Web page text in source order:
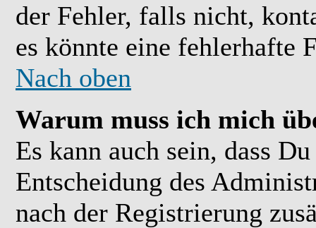
der Fehler, falls nicht,
es könnte eine fehlerhafte
Nach oben
Warum muss ich mich
Es kann auch sein, dass
Entscheidung des
nach der Registrierung